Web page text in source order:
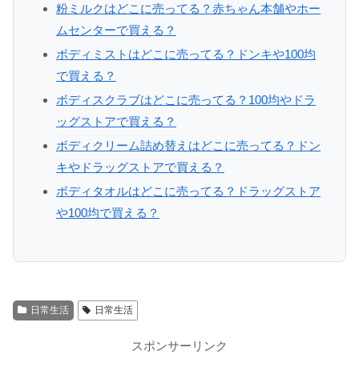
粉ミルクはどこに売ってる？赤ちゃん本舗やホー
ムセンターで買える？
ボディミストはどこに売ってる？ドンキや100均
で買える？
ボディスクラブはどこに売ってる？100均やドラ
ッグストアで買える？
ボディクリーム詰め替えはどこに売ってる？ドン
キやドラッグストアで買える？
ボディタオルはどこに売ってる？ドラッグストア
や100均で買える？
日常生活 日常生活
スポンサーリンク